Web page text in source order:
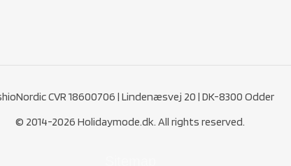
CVR 18600706 | Lindenæsvej 20 | DK-8300 Odder
© 2014-2026 Holidaymode.dk. All rights reserved.